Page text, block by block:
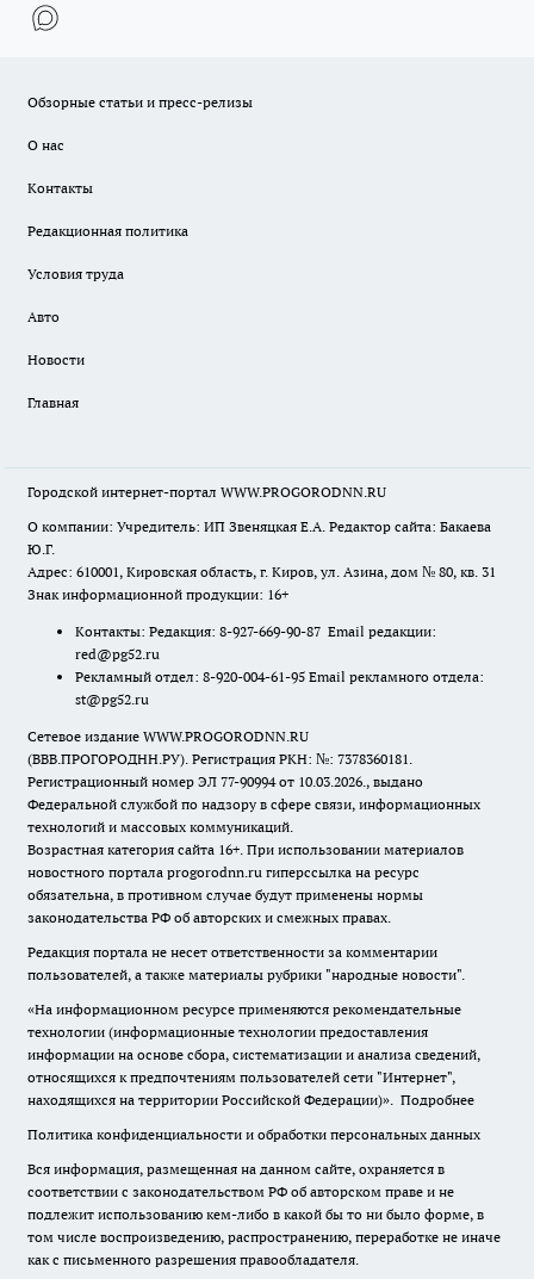
Обзорные статьи и пресс-релизы
О нас
Контакты
Редакционная политика
Условия труда
Авто
Новости
Главная
Городской интернет-портал WWW.PROGORODNN.RU
О компании: Учредитель: ИП Звеняцкая Е.А. Редактор сайта: Бакаева
Ю.Г.
Адрес: 610001, Кировская область, г. Киров, ул. Азина, дом № 80, кв. 31
Знак информационной продукции: 16+
Контакты: Редакция: 8-927-669-90-87 Email редакции:
red@pg52.ru
Рекламный отдел: 8-920-004-61-95 Email рекламного отдела:
st@pg52.ru
Сетевое издание WWW.PROGORODNN.RU
(ВВВ.ПРОГОРОДНН.РУ). Регистрация РКН: №: 7378360181.
Регистрационный номер ЭЛ 77-90994 от 10.03.2026., выдано
Федеральной службой по надзору в сфере связи, информационных
технологий и массовых коммуникаций.
Возрастная категория сайта 16+. При использовании материалов
новостного портала progorodnn.ru гиперссылка на ресурс
обязательна, в противном случае будут применены нормы
законодательства РФ об авторских и смежных правах.
Редакция портала не несет ответственности за комментарии
пользователей, а также материалы рубрики "народные новости".
«На информационном ресурсе применяются рекомендательные
технологии (информационные технологии предоставления
информации на основе сбора, систематизации и анализа сведений,
относящихся к предпочтениям пользователей сети "Интернет",
находящихся на территории Российской Федерации)». Подробнее
Политика конфиденциальности и обработки персональных данных
Вся информация, размещенная на данном сайте, охраняется в
соответствии с законодательством РФ об авторском праве и не
подлежит использованию кем-либо в какой бы то ни было форме, в
том числе воспроизведению, распространению, переработке не иначе
как с письменного разрешения правообладателя.